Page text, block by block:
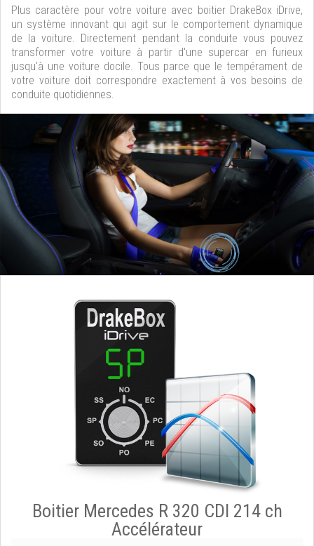
Plus caractère pour votre voiture avec boitier DrakeBox iDrive,
un système innovant qui agit sur le comportement dynamique
de la voiture. Directement pendant la conduite vous pouvez
transformer votre voiture à partir d'une supercar en furieux
jusqu'à une voiture docile. Tous parce que le tempérament de
votre voiture doit correspondre exactement à vos besoins de
conduite quotidiennes.
Boitier Mercedes R 320 CDI 214 ch
Accélérateur